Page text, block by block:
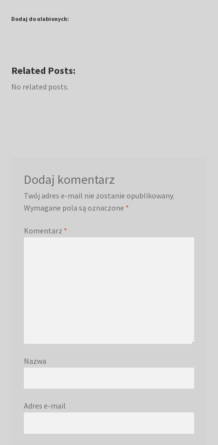
Dodaj do ulubionych:
Related Posts:
No related posts.
Dodaj komentarz
Twój adres e-mail nie zostanie opublikowany.
Wymagane pola są oznaczone *
Komentarz *
Nazwa
Adres e-mail